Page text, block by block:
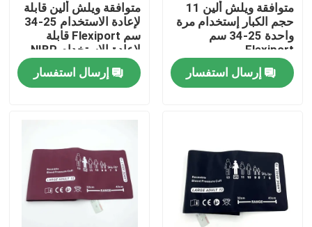
منزل
حول بنا
جولة في المعمل
متوافقة ويلش ألين 11
حجم الكبار إستخدام مرة
واحدة 25-34 سم
Flexiport
إرسال استفسار
متوافقة ويلش ألين قابلة
لإعادة الاستخدام 25-34
سم Flexiport قابلة
لإعادة الاستخدام NIBP
الكفوف 11 حجم الكبار
إرسال استفسار